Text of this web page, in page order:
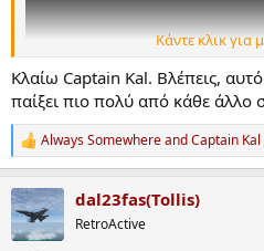
Κάντε κλικ για
Κλαίω Captain Kal. Βλέπεις,
παίξει πιο πολύ από κάθε άλλο
R
e
c
t
i
Always SomewhereandCaptain Kal
dal23fas(Tollis)
RetroActive